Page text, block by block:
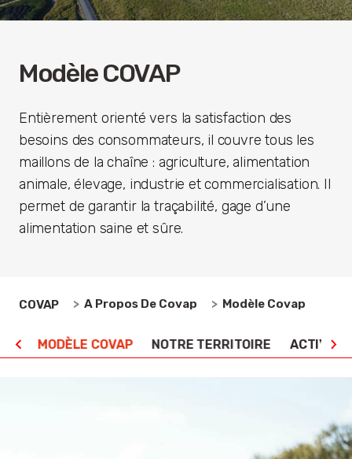
Bien-
être
Modèle COVAP
Entièrement orienté vers la satisfaction des
besoins des consommateurs, il couvre tous les
maillons de la chaîne : agriculture, alimentation
animale, élevage, industrie et commercialisation. Il
permet de garantir la traçabilité, gage d’une
alimentation saine et sûre.
COVAP À Propos De Covap Modèle Covap
? MODÈLE COVAP NOTRE TERRITOIRE